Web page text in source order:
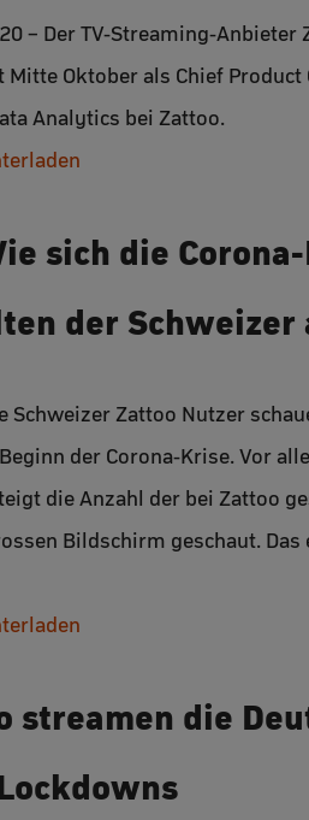
– Der TV-Streaming-
Oktober als Chief
Analytics bei Zattoo.
sich die
der
Schweizer Zattoo Nutzer
der Corona-Krise. Vor
die Anzahl der bei Zattoo
Bildschirm geschaut.
streamen die